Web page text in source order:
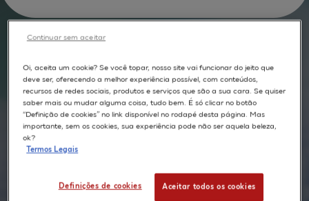
Procurar por :
TEXTO COMPLETO MODELOS APLICAÇÕES
Oi, aceita um cookie? Se você topar, nosso site vai funcionar do jeito que
deve ser, oferecendo a melhor experiência possível, com conteúdos,
recursos de redes sociais, produtos e serviços que são a sua cara. Se quiser
saber mais ou mudar alguma coisa, tudo bem. É só clicar no botão
“Definição de cookies” no link disponível no rodapé desta página. Mas
importante, sem os cookies, sua experiência pode não ser aquela beleza,
ok?
Termos Legais
Definições de cookies Aceitar todos os cookies
Continuar sem aceitar